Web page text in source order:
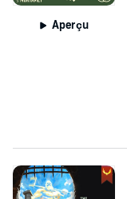
Aperçu